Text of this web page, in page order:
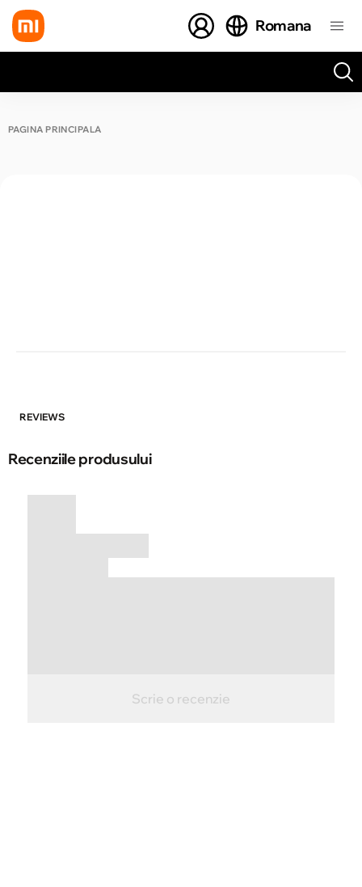
Romana
PAGINA PRINCIPALĂ
REVIEWS
Recenziile produsului
Scrie o recenzie